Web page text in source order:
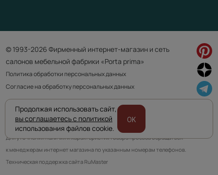
© 1993-2026 Фирменный интернет-магазин и сеть
салонов мебельной фабрики «Porta prima»
Политика обработки персональных данных
Согласие на обработку персональных данных
Приведенная на сайте информация не является публичной офертой
и носит информационно ознакомительный характер.
Для уточнения наличия и характеристик товара просьба обращаться
к менеджерам интернет магазина по указанным номерам телефонов.
Техническая поддержка сайта RuMaster
Продолжая использовать сайт,
вы соглашаетесь с политикой
использования файлов cookie.
OK